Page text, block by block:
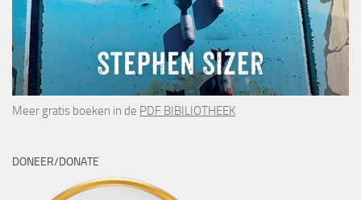
Meer gratis boeken in de PDF BIBILIOTHEEK
DONEER/DONATE